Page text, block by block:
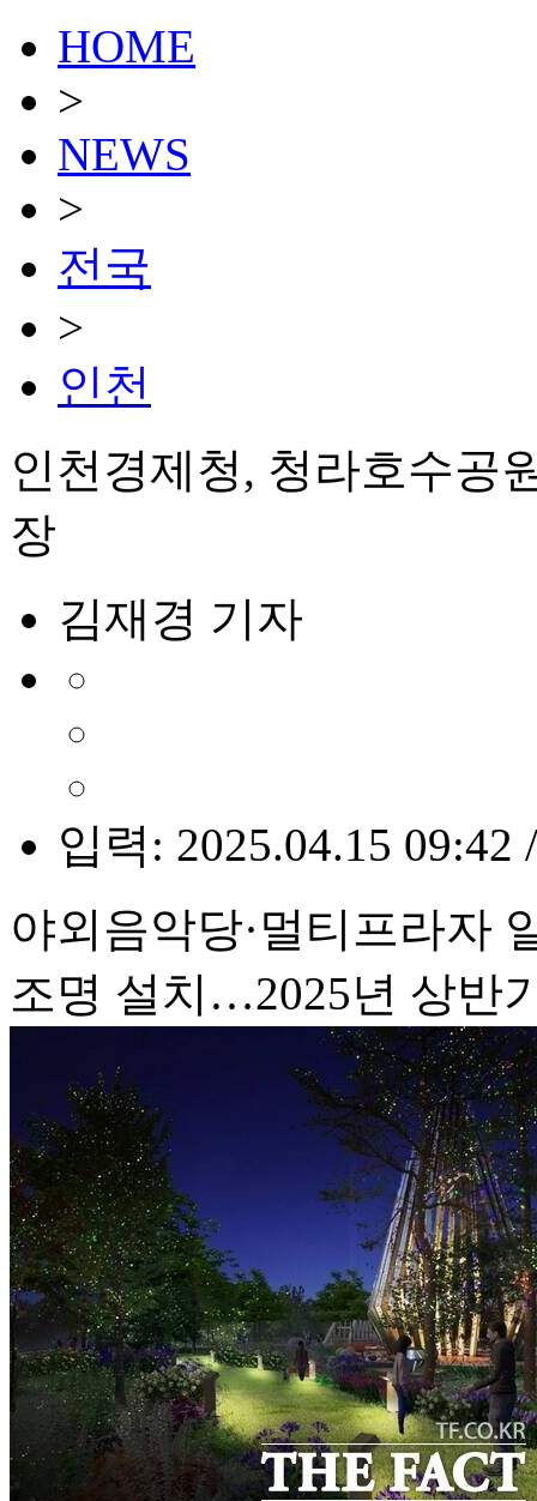
HOME
>
NEWS
>
전국
>
인천
인천경제청, 청라호수공
장
김재경 기자
입력: 2025.04.15 09:42
야외음악당·멀티프라자
조명 설치…2025년 상반